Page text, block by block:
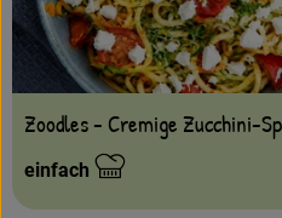
Zoodles - Cremige Zucchini-
Schwierigkeit:
einfach